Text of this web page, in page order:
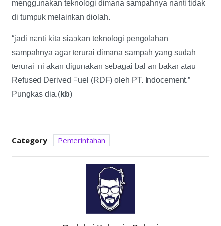
menggunakan teknologi dimana sampahnya nanti tidak
di tumpuk melainkan diolah.
“jadi nanti kita siapkan teknologi pengolahan
sampahnya agar terurai dimana sampah yang sudah
terurai ini akan digunakan sebagai bahan bakar atau
Refused Derived Fuel (RDF) oleh PT. Indocement.”
Pungkas dia.(kb)
Category Pemerintahan